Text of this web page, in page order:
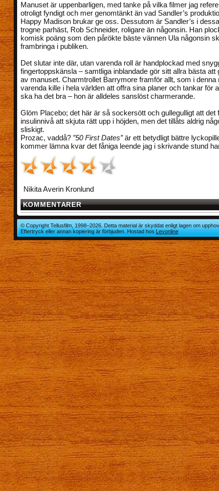
Manuset är uppenbarligen, med tanke på vilka filmer jag
otroligt fyndigt och mer genomtänkt än vad Sandler’s
Happy Madison brukar ge oss. Dessutom är Sandler’s i
trogne parhäst, Rob Schneider, roligare än någonsin. Han
komisk poäng som den pårökte bäste vännen Ula någonsin
frambringa i publiken.
Det slutar inte där, utan varenda roll är handplockad med
fingertoppskänsla – samtliga inblandade gör sitt allra bästa att
av manuset. Charmtrollet Barrymore framför allt, som i denna
varenda kille i hela världen att offra sina planer och tankar för
ska ha det bra – hon är alldeles sanslöst charmerande.
Glöm Placebo; det här är så sockersött och gullegulligt att det
insulinnivå att skjuta rätt upp i höjden, men det tillåts aldrig
sliskigt.
Prozac, vaddå? ”50 First Dates”är ett betydligt bättre
kommer lämna kvar det fåniga leende jag i skrivande stund
Nikita Averin Kronlund
KOMMENTARER
© Copyright Tellusfilm, 1998–2026. Detta material är skyddat enligt lagen om
Eftertryck eller annan kopiering är förbjuden. Hostad hos
Levonline